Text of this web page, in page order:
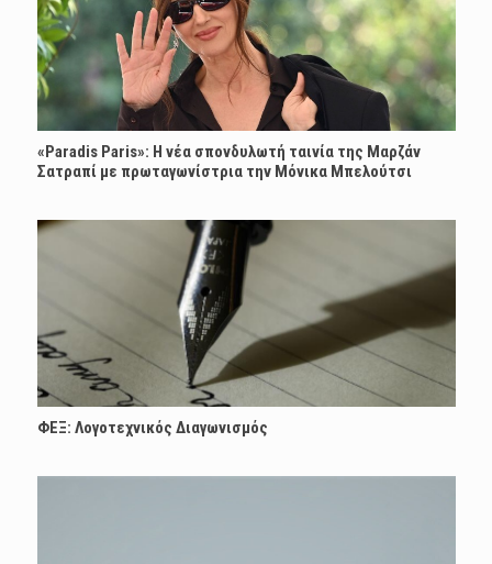
«Paradis Paris»: H νέα σπονδυλωτή ταινία της Μαρζάν
Σατραπί με πρωταγωνίστρια την Μόνικα Μπελούτσι
ΦΕΞ: Λογοτεχνικός Διαγωνισμός